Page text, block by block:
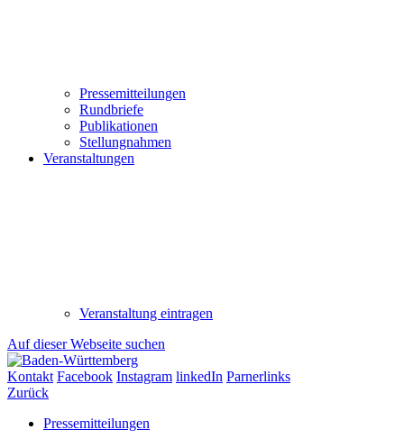
Pressemitteilungen
Rundbriefe
Publikationen
Stellungnahmen
Veranstaltungen
Veranstaltung eintragen
Auf dieser Webseite suchen
Kontakt Facebook Instagram linkedIn Parnerlinks
Zurück
Pressemitteilungen